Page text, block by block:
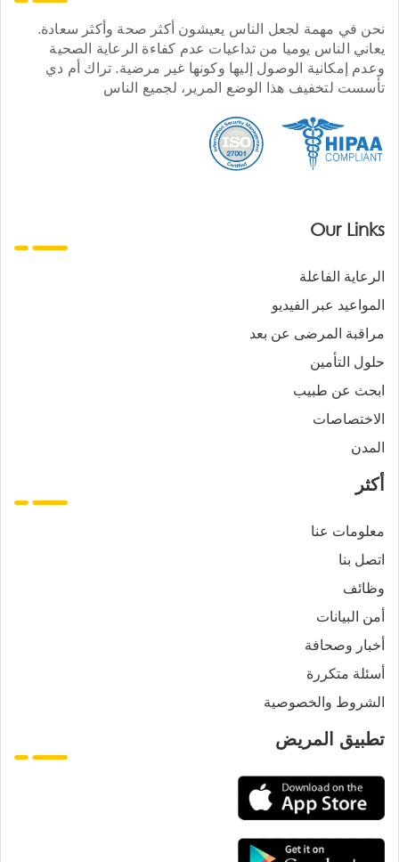
نحن في مهمة لجعل الناس يعيشون أكثر صحة وأكثر سعادة.
يعاني الناس يوميا من تداعيات عدم كفاءة الرعاية الصحية
وعدم إمكانية الوصول إليها وكونها غير مرضية. تراك أم دي
تأسست لتخفيف هذا الوضع المرير، لجميع الناس
Our Links
الرعاية الفاعلة
المواعيد عبر الفيديو
مراقبة المرضى عن بعد
حلول التأمين
ابحث عن طبيب
الاختصاصات
المدن
أكثر
معلومات عنا
اتصل بنا
وظائف
أمن البيانات
أخبار وصحافة
أسئلة متكررة
الشروط والخصوصية
تطبيق المريض